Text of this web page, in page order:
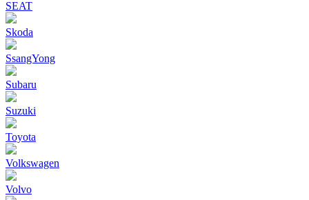
SEAT
Skoda
SsangYong
Subaru
Suzuki
Toyota
Volkswagen
Volvo